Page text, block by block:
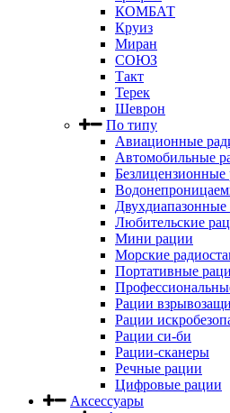
КОМБАТ
Круиз
Миран
СОЮЗ
Такт
Терек
Шеврон
По типу
Авиационные
Автомобильные
Безлицензионные
Двухдиапазонные
Любительские
Мини рации
Морские
Портативные
Рации
Рации
Рации си-би
Рации-сканеры
Речные рации
Цифровые рации
Аксессуары